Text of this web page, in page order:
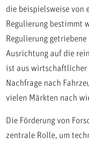
die beispielsweise von
Regulierung bestimmt
Regulierung
Ausrichtung auf die
ist aus
Nachfrage nach
vielen Märkten nach
Die Förderung von
zentrale Rolle, um